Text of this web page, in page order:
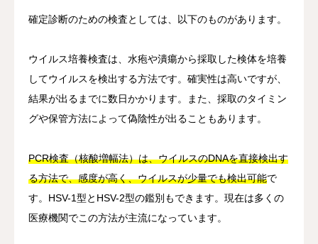
確定診断のための検査としては、以下のものがあります。
ウイルス培養検査は、水疱や潰瘍から採取した検体を培養
してウイルスを検出する方法です。確実性は高いですが、
結果が出るまでに数日かかります。また、採取のタイミン
グや保管方法によって偽陰性が出ることもあります。
PCR検査（核酸増幅法）は、ウイルスのDNAを直接検出す
る方法で、感度が高く、ウイルスが少量でも検出可能で
す。HSV-1型とHSV-2型の鑑別もできます。現在は多くの
医療機関でこの方法が主流になっています。